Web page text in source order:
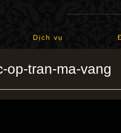
Dịch vụ
op-tran-ma-vang